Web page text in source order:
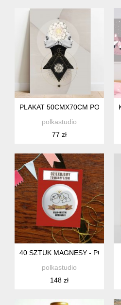
PLAKAT 50CMX70CM
polkastudio
77 zł
40 SZTUK MAGNESY -
polkastudio
148 zł